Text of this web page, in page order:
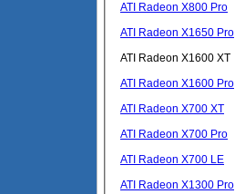
ATI Radeon X800 Pro
ATI Radeon X1650 Pro
ATI Radeon X1600 XT
ATI Radeon X1600 Pro
ATI Radeon X700 XT
ATI Radeon X700 Pro
ATI Radeon X700 LE
ATI Radeon X1300 Pro